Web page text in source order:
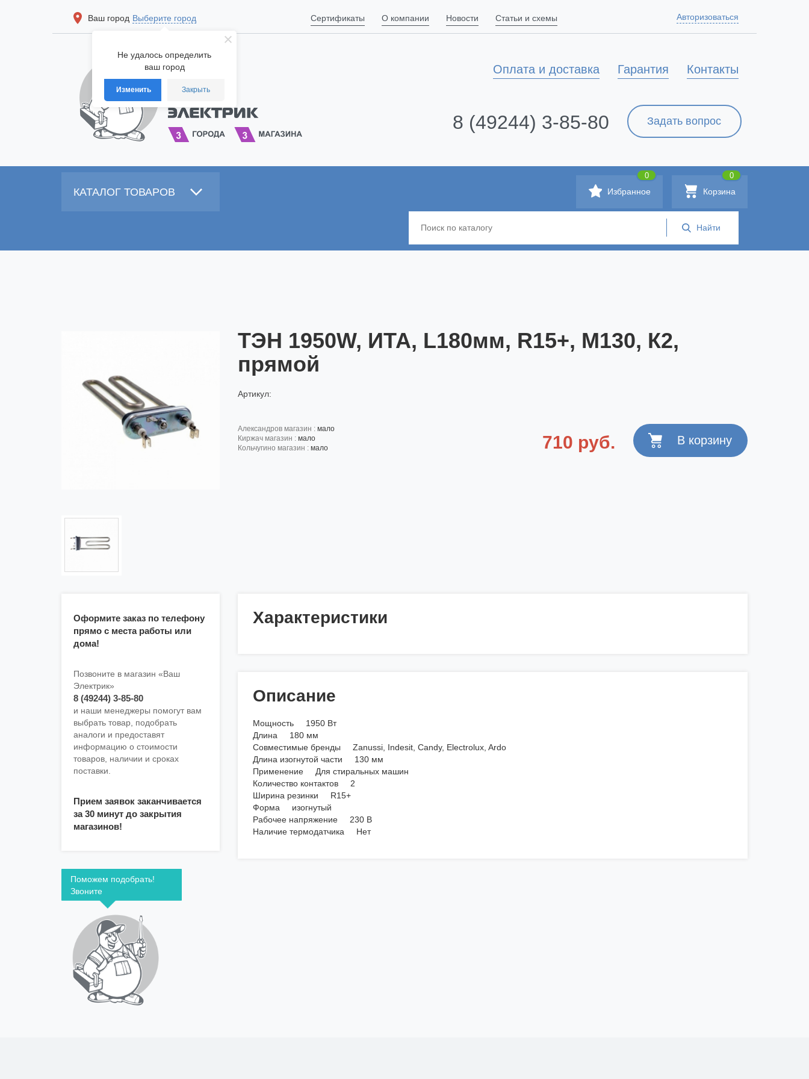
Не удалось определить
ваш город
Изменить Закрыть
Ваш город Выберите город Сертификаты О компании Новости Статьи и схемы Авторизоваться
Контакты
Гарантия
Оплата и доставка
Задать вопрос
8 (49244) 3-85-80
КАТАЛОГ ТОВАРОВ Корзина
0
Избранное
0
ТЭН 1950W, ИТА, L180мм, R15+, M130, К2,
прямой
Артикул:
александров магазин : мало
киржач магазин : мало
кольчугино магазин : мало 710 руб.
Оформите заказ по телефону
прямо с места работы или
дома!
Позвоните в магазин «Ваш
Электрик»
8 (49244) 3-85-80
и наши менеджеры помогут вам
выбрать товар, подобрать
аналоги и предоставят
информацию о стоимости
товаров, наличии и сроках
поставки.
Прием заявок заканчивается
за 30 минут до закрытия
магазинов!
Поможем подобрать!
Звоните
Характеристики
Описание
Мощность 1950 Вт
Длина 180 мм
Совместимые бренды Zanussi, Indesit, Candy, Electrolux, Ardo
Длина изогнутой части 130 мм
Применение Для стиральных машин
Количество контактов 2
Ширина резинки R15+
Форма изогнутый
Рабочее напряжение 230 В
Наличие термодатчика Нет